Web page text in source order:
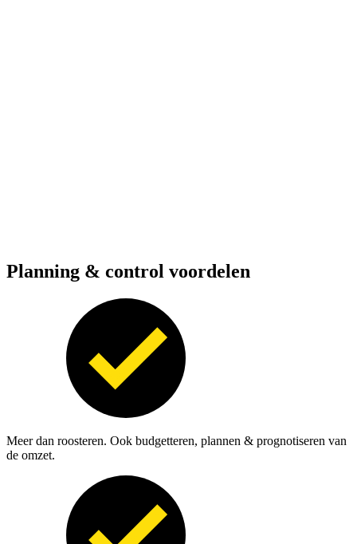
Planning & control voordelen
Meer dan roosteren. Ook budgetteren, plannen & prognotiseren van
de omzet.